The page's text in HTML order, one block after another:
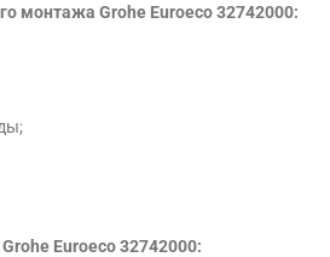
монтажа Grohe Euroeco 32742000:
Euroeco 32742000: